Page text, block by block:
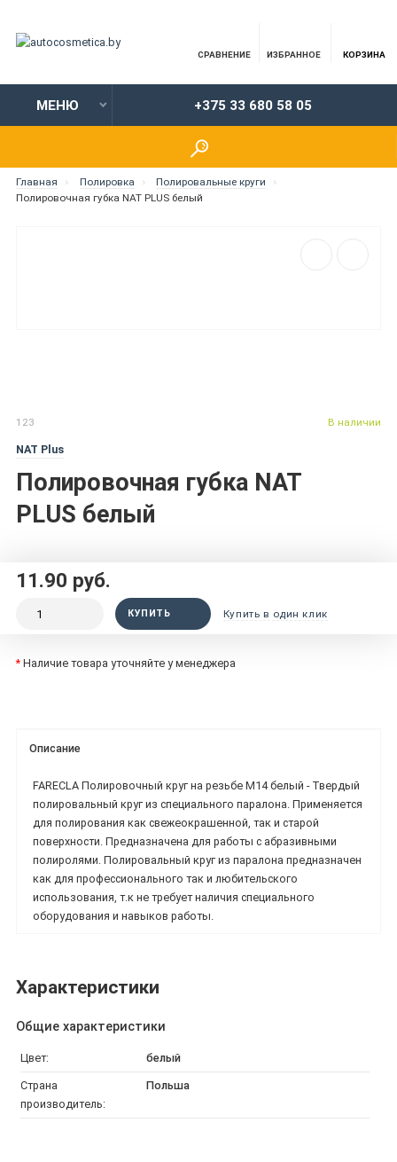
СРАВНЕНИЕ ИЗБРАННОЕ КОРЗИНА
МЕНЮ +375 33 680 58 05
Главная Полировка
Полировальные круги
Полировочная губка NAT PLUS белый
123
NAT Plus
Полировочная губка NAT
PLUS белый
В наличии
11.90 руб.
КУПИТЬ Купить в один клик
* Наличие товара уточняйте у менеджера
Описание
FARECLA Полировочный круг на резьбе М14 белый - Твердый
полировальный круг из специального паралона. Применяется
для полирования как свежеокрашенной, так и старой
поверхности. Предназначена для работы с абразивными
полиролями. Полировальный круг из паралона предназначен
как для профессионального так и любительского
использования, т.к не требует наличия специального
оборудования и навыков работы.
Характеристики
Общие характеристики
Цвет: белый
Страна
производитель:
Польша